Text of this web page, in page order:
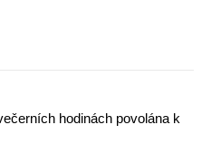
hodinách povolána k